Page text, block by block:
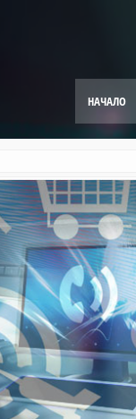
НАЧАЛО